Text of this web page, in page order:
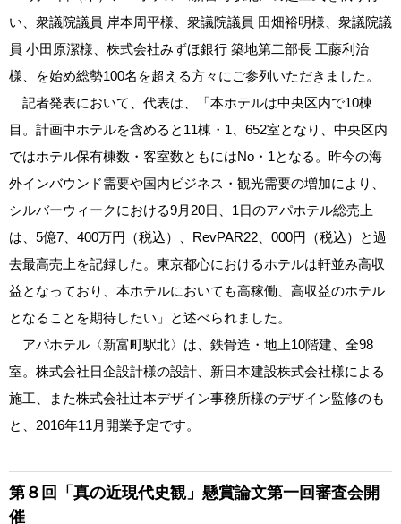
い、衆議院議員 岸本周平様、衆議院議員 田畑裕明様、衆議院議
員 小田原潔様、株式会社みずほ銀行 築地第二部長 工藤利治
様、を始め総勢100名を超える方々にご参列いただきました。
記者発表において、代表は、「本ホテルは中央区内で10棟
目。計画中ホテルを含めると11棟・1、652室となり、中央区内
ではホテル保有棟数・客室数ともにはNo・1となる。昨今の海
外インバウンド需要や国内ビジネス・観光需要の増加により、
シルバーウィークにおける9月20日、1日のアパホテル総売上
は、5億7、400万円（税込）、RevPAR22、000円（税込）と過
去最高売上を記録した。東京都心におけるホテルは軒並み高収
益となっており、本ホテルにおいても高稼働、高収益のホテル
となることを期待したい」と述べられました。
アパホテル〈新富町駅北〉は、鉄骨造・地上10階建、全98
室。株式会社日企設計様の設計、新日本建設株式会社様による
施工、また株式会社辻本デザイン事務所様のデザイン監修のも
と、2016年11月開業予定です。
第８回「真の近現代史観」懸賞論文第一回審査会開
催